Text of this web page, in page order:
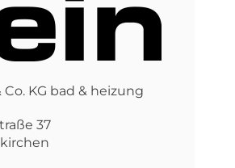
KG bad & heizung
37